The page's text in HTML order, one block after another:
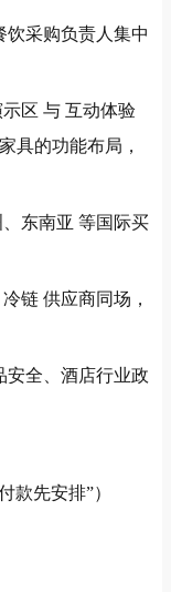
采购负责人集中
区 与 互动体验
具的功能布局，
东南亚 等国际买
链 供应商同场，
安全、酒店行业政
款先安排”）